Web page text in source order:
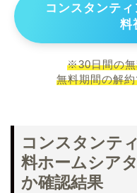
コンスタンテ
料
※30日間の無
無料期間の解
コンスタンテ
料ホームシア
か確認結果